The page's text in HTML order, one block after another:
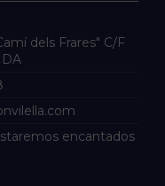
dels Frares" C/F
encantados